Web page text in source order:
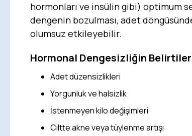
hormonları ve insülin gibi) optimum
dengenin bozulması, adet
olumsuz etkileyebilir.
Hormonal Dengesizliğin
Adet düzensizlikleri
Yorgunluk ve halsizlik
İstenmeyen kilo değişimleri
Ciltte akne veya tüylenme artışı